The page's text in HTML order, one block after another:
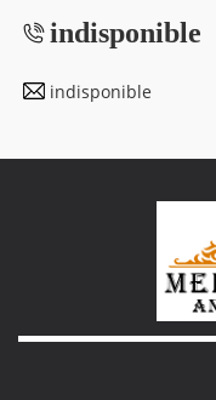
indisponible
indisponible